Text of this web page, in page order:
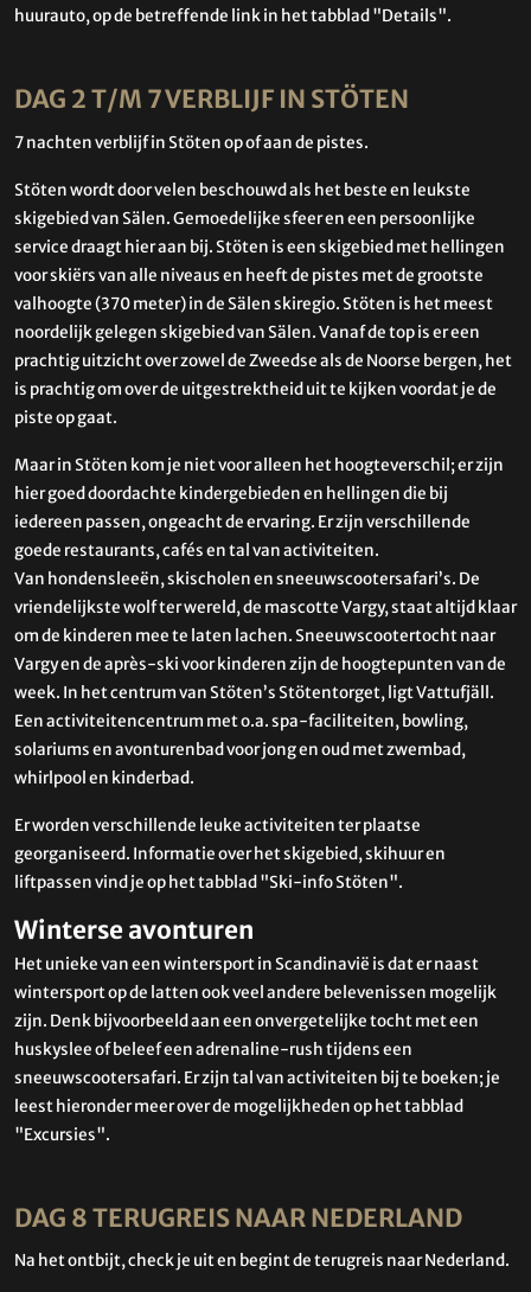
huurauto, op de betreffende link in het tabblad "Details".
DAG 2 T/M 7 VERBLIJF IN STÖTEN
7 nachten verblijf in Stöten op of aan de pistes.
Stöten wordt door velen beschouwd als het beste en leukste
skigebied van Sälen. Gemoedelijke sfeer en een persoonlijke
service draagt hier aan bij. Stöten is een skigebied met hellingen
voor skiërs van alle niveaus en heeft de pistes met de grootste
valhoogte (370 meter) in de Sälen skiregio. Stöten is het meest
noordelijk gelegen skigebied van Sälen. Vanaf de top is er een
prachtig uitzicht over zowel de Zweedse als de Noorse bergen, het
is prachtig om over de uitgestrektheid uit te kijken voordat je de
piste op gaat.
Maar in Stöten kom je niet voor alleen het hoogteverschil; er zijn
hier goed doordachte kindergebieden en hellingen die bij
iedereen passen, ongeacht de ervaring. Er zijn verschillende
goede restaurants, cafés en tal van activiteiten.
Van hondensleeën, skischolen en sneeuwscootersafari’s. De
vriendelijkste wolf ter wereld, de mascotte Vargy, staat altijd klaar
om de kinderen mee te laten lachen. Sneeuwscootertocht naar
Vargy en de après-ski voor kinderen zijn de hoogtepunten van de
week. In het centrum van Stöten’s Stötentorget, ligt Vattufjäll.
Een activiteitencentrum met o.a. spa-faciliteiten, bowling,
solariums en avonturenbad voor jong en oud met zwembad,
whirlpool en kinderbad.
Er worden verschillende leuke activiteiten ter plaatse
georganiseerd. Informatie over het skigebied, skihuur en
liftpassen vind je op het tabblad "Ski-info Stöten".
Winterse avonturen
Het unieke van een wintersport in Scandinavië is dat er naast
wintersport op de latten ook veel andere belevenissen mogelijk
zijn. Denk bijvoorbeeld aan een onvergetelijke tocht met een
huskyslee of beleef een adrenaline-rush tijdens een
sneeuwscootersafari. Er zijn tal van activiteiten bij te boeken; je
leest hieronder meer over de mogelijkheden op het tabblad
"Excursies".
DAG 8 TERUGREIS NAAR NEDERLAND
Na het ontbijt, check je uit en begint de terugreis naar Nederland.